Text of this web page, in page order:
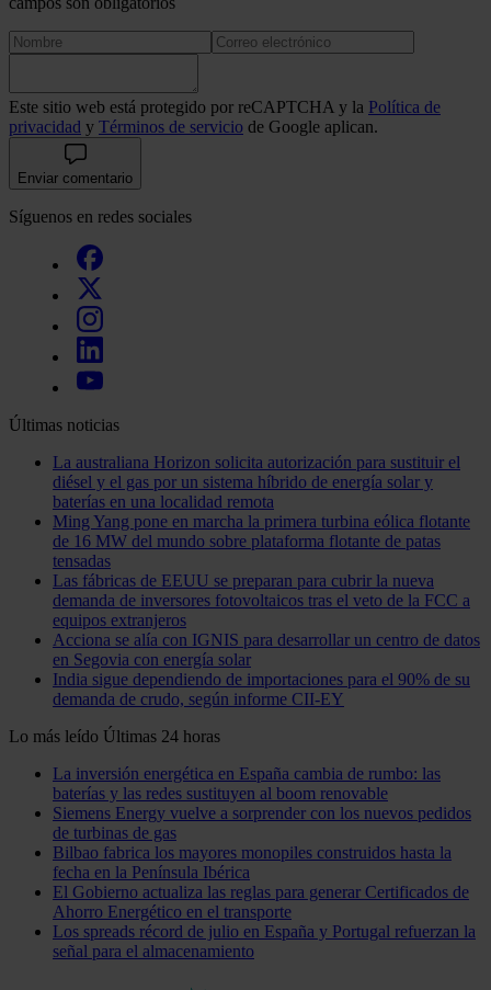
Este sitio web está protegido por reCAPTCHA y la Política de
privacidad y Términos de servicio de Google aplican.
Enviar comentario
Síguenos en redes sociales
Últimas noticias
La australiana Horizon solicita autorización para sustituir el
diésel y el gas por un sistema híbrido de energía solar y
baterías en una localidad remota
Ming Yang pone en marcha la primera turbina eólica flotante
de 16 MW del mundo sobre plataforma flotante de patas
tensadas
Las fábricas de EEUU se preparan para cubrir la nueva
demanda de inversores fotovoltaicos tras el veto de la FCC a
equipos extranjeros
Acciona se alía con IGNIS para desarrollar un centro de datos
en Segovia con energía solar
India sigue dependiendo de importaciones para el 90% de su
demanda de crudo, según informe CII-EY
Lo más leído Últimas 24 horas
La inversión energética en España cambia de rumbo: las
baterías y las redes sustituyen al boom renovable
Siemens Energy vuelve a sorprender con los nuevos pedidos
de turbinas de gas
Bilbao fabrica los mayores monopiles construidos hasta la
fecha en la Península Ibérica
El Gobierno actualiza las reglas para generar Certificados de
Ahorro Energético en el transporte
Los spreads récord de julio en España y Portugal refuerzan la
señal para el almacenamiento